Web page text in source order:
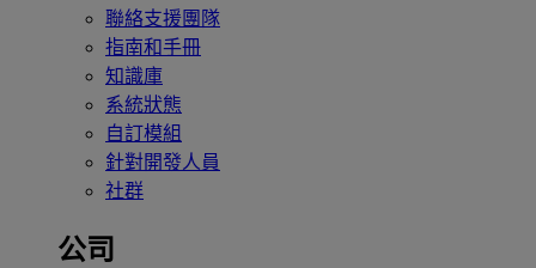
聯絡支援團隊
指南和手冊
知識庫
系統狀態
自訂模組
針對開發人員
社群
公司